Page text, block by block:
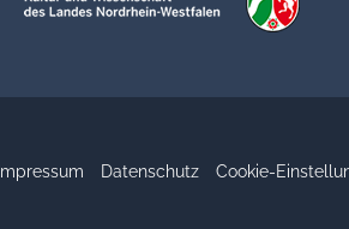
Impressum Datenschutz Cookie-